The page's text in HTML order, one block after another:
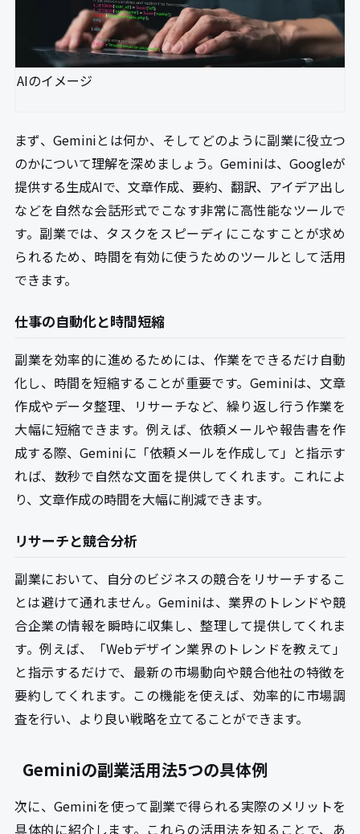
AIのイメージ
まず、Geminiとは何か、そしてどのように副業に役立つ
のかについて理解を深めましょう。Geminiは、Googleが
提供する生成AIで、文章作成、要約、翻訳、アイデア出し
などを自然な会話形式でこなす非常に高性能なツールで
す。副業では、タスクをスピーディにこなすことが求め
られるため、時間を有効に使うためのツールとして活用
できます。
仕事の自動化と時間短縮
副業を効率的に進めるためには、作業をできるだけ自動
化し、時間を短縮することが重要です。Geminiは、文章
作成やデータ整理、リサーチなど、繰り返し行う作業を
大幅に短縮できます。例えば、依頼メールや報告書を作
成する際、Geminiに「依頼メールを作成して」と指示す
れば、数秒で自然な文面を提供してくれます。これによ
り、文章作成の時間を大幅に削減できます。
リサーチと競合分析
副業において、自分のビジネスの競合をリサーチするこ
とは避けて通れません。Geminiは、業界のトレンドや競
合企業の情報を瞬時に収集し、整理して提供してくれま
す。例えば、「Webデザイン業界のトレンドを教えて」
と指示するだけで、最新の市場動向や競合他社の特徴を
要約してくれます。この機能を使えば、効率的に市場調
査を行い、より良い戦略を立てることができます。
Geminiの副業活用法5つの具体例
次に、Geminiを使って副業で得られる実際のメリットを
具体的に紹介します。これらの活用法を知ることで、あ